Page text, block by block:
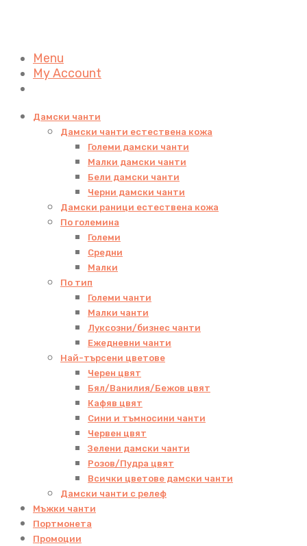
Menu
My Account
Дамски чанти
Дамски чанти естествена кожа
Големи дамски чанти
Малки дамски чанти
Бели дамски чанти
Черни дамски чанти
Дамски раници естествена кожа
По големина
Големи
Средни
Малки
По тип
Големи чанти
Малки чанти
Луксозни/бизнес чанти
Ежедневни чанти
Най-търсени цветове
Черен цвят
Бял/Ванилия/Бежов цвят
Кафяв цвят
Сини и тъмносини чанти
Червен цвят
Зелени дамски чанти
Розов/Пудра цвят
Всички цветове дамски чанти
Дамски чанти с релеф
Мъжки чанти
Портмонета
Промоции